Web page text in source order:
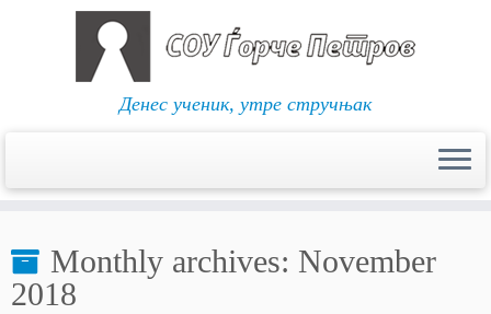
content
Денес ученик, утре стручњак
Monthly archives: November
2018